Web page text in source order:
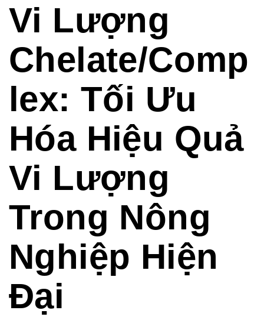
Vi Lượng
Chelate/Comp
lex: Tối Ưu
Hóa Hiệu Quả
Vi Lượng
Trong Nông
Nghiệp Hiện
Đại